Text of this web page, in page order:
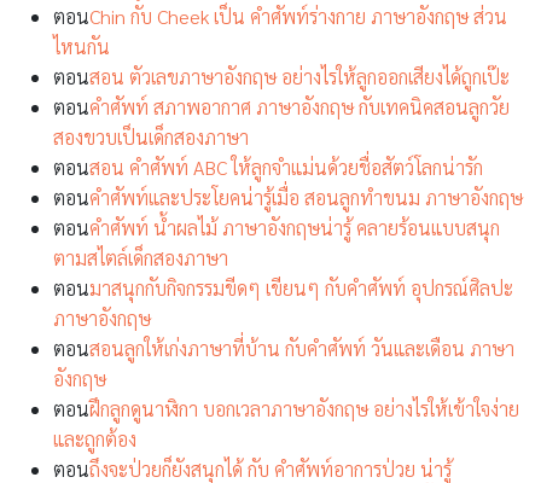
ตอนChin กับ Cheek เป็น คำศัพท์ร่างกาย ภาษาอังกฤษ ส่วน
ไหนกัน
ตอนสอน ตัวเลขภาษาอังกฤษ อย่างไรให้ลูกออกเสียงได้ถูกเป๊ะ
ตอนคำศัพท์ สภาพอากาศ ภาษาอังกฤษ กับเทคนิคสอนลูกวัย
สองขวบเป็นเด็กสองภาษา
ตอนสอน คำศัพท์ ABC ให้ลูกจำแม่นด้วยชื่อสัตว์โลกน่ารัก
ตอนคำศัพท์และประโยคน่ารู้เมื่อ สอนลูกทำขนม ภาษาอังกฤษ
ตอนคำศัพท์ น้ำผลไม้ ภาษาอังกฤษน่ารู้ คลายร้อนแบบสนุก
ตามสไตล์เด็กสองภาษา
ตอนมาสนุกกับกิจกรรมขีดๆ เขียนๆ กับคำศัพท์ อุปกรณ์ศิลปะ
ภาษาอังกฤษ
ตอนสอนลูกให้เก่งภาษาที่บ้าน กับคำศัพท์ วันและเดือน ภาษา
อังกฤษ
ตอนฝึกลูกดูนาฬิกา บอกเวลาภาษาอังกฤษ อย่างไรให้เข้าใจง่าย
และถูกต้อง
ตอนถึงจะป่วยก็ยังสนุกได้ กับ คำศัพท์อาการป่วย น่ารู้